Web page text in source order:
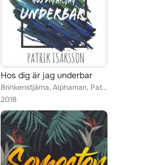
Hos dig är jag underbar
Brinkenstjärna, Alphaman, Patrik Isaksson
2018